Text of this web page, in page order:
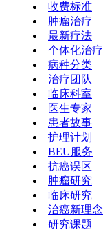
收费标准
肿瘤治疗
最新疗法
个体化治疗
病种分类
治疗团队
临床科室
医生专家
患者故事
护理计划
BEU服务
抗癌误区
肿瘤研究
临床研究
治癌新理念
研究课题